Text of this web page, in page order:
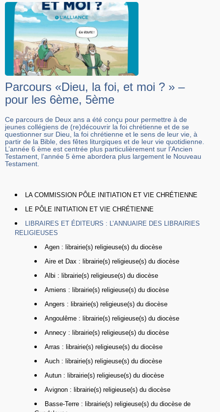
Parcours «Dieu, la foi, et moi ? » –
pour les 6ème, 5ème
Ce parcours de Deux ans a été conçu pour permettre à de
jeunes collégiens de (re)découvrir la foi chrétienne et de se
questionner sur Dieu, la foi chrétienne et le sens de leur vie, à
partir de la Bible, des fêtes liturgiques et de leur vie quotidienne.
L’année 6 ème est centrée plus particulièrement sur l’Ancien
Testament, l’année 5 ème abordera plus largement le Nouveau
Testament.
LA COMMISSION PÔLE INITIATION ET VIE CHRÉTIENNE
LE PÔLE INITIATION ET VIE CHRÉTIENNE
LIBRAIRES ET ÉDITEURS : L’ANNUAIRE DES LIBRAIRIES
RELIGIEUSES
Agen : librairie(s) religieuse(s) du diocèse
Aire et Dax : librairie(s) religieuse(s) du diocèse
Albi : librairie(s) religieuse(s) du diocèse
Amiens : librairie(s) religieuse(s) du diocèse
Angers : librairie(s) religieuse(s) du diocèse
Angoulême : librairie(s) religieuse(s) du diocèse
Annecy : librairie(s) religieuse(s) du diocèse
Arras : librairie(s) religieuse(s) du diocèse
Auch : librairie(s) religieuse(s) du diocèse
Autun : librairie(s) religieuse(s) du diocèse
Avignon : librairie(s) religieuse(s) du diocèse
Basse-Terre : librairie(s) religieuse(s) du diocèse de